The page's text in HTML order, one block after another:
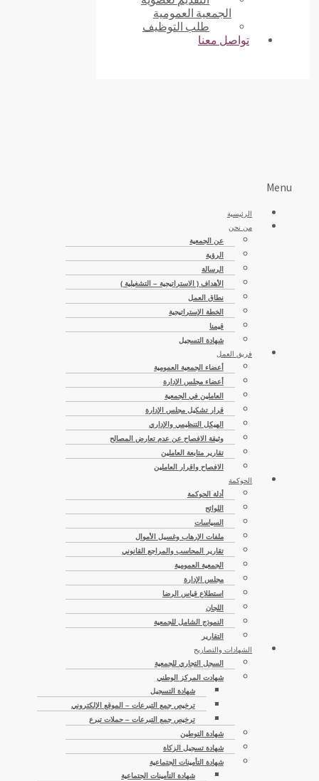
الجمعية العمومية
طلب التوظيف
تواصل معنا
Menu
الرئيسية
من نحن
عن الجمعية
الرؤية
الرسالة
الأهداف ( الاستراتيجية – التشغيلية )
نطاق العمل
الخطة الإستراتيجية
قيمنا
شهادة التسجيل
فريق العمل
أعضاء الجمعية العمومية
أعضاء مجلس الإدارة
العاملين في الجمعية
قرار تشكيل مجلس الإدارة
الهيكل التنظيمي والإداري
وثيقة الافصاح عن عدم تعارض المصالح
تقارير متابعة العاملين
الافصاح واقرار العاملين
الحوكمة
أدلة الحوكمة
اللوائح
السياسات
ملفات الإرهاب وغسيل الأموال
تقارير المحاسب والمراجع القانوني
الجمعية العمومية
مجلس الإدارة
استطلاع قياس الرضا
اللجان
النموذج الشامل للجمعية
التقارير
الشهادات والتصاريح
السجل التجاري للجمعية
شهادت المركز الوطني
شهادة التسجيل
ترخيص جمع التبرعات – الموقع الإلكتروني
ترخيص جمع التبرعات – حملات تبرع
شهادة التوطين
شهادة تسجيل الزكاة
شهادة التأمينات الجتماعية
شهادة التأمينات الجتماعية